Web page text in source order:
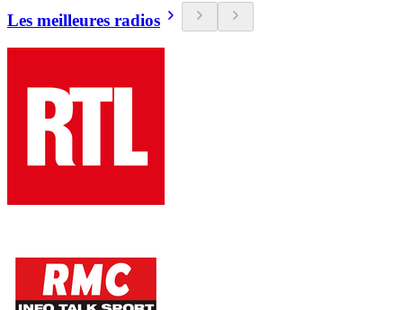
Les meilleures radios